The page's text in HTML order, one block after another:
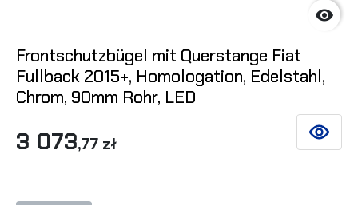

Frontschutzbügel mit Querstange Fiat
Fullback 2015+, Homologation, Edelstahl,
Chrom, 90mm Rohr, LED
3 073,77 zł SIEHE